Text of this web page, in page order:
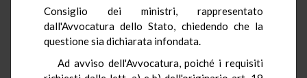
Consiglio dei ministri, rappresentato
dall'Avvocatura dello Stato, chiedendo che la
questione sia dichiarata infondata.
Ad avviso dell'Avvocatura, poiché i requisiti